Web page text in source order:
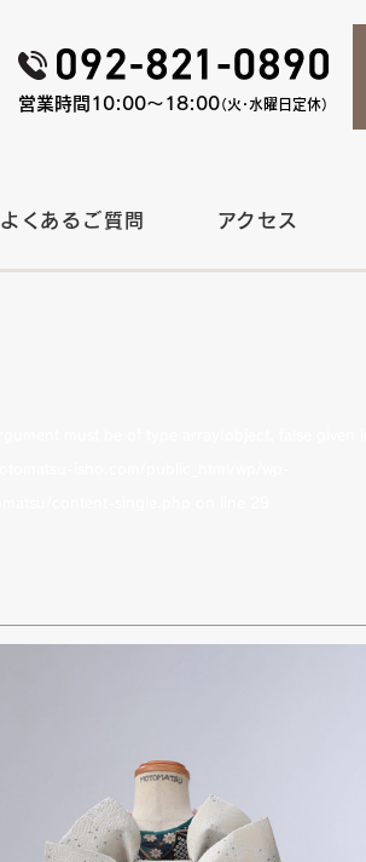
営業時間10:00〜18:00（火・水曜日定休）
よくあるご質問 アクセス